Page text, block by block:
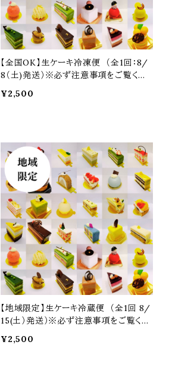
【全国OK】生ケーキ冷凍便 （全1回：8/
8（土)発送）※必ず注意事項をご覧くだ
¥2,500
【地域限定】生ケーキ冷蔵便 （全1回 8/
15(土）発送）※必ず注意事項をご覧くだ
¥2,500